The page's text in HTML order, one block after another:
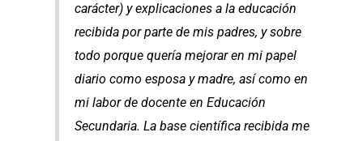
carácter) y explicaciones a la educación
recibida por parte de mis padres, y sobre
todo porque quería mejorar en mi papel
diario como esposa y madre, así como en
mi labor de docente en Educación
Secundaria. La base científica recibida me